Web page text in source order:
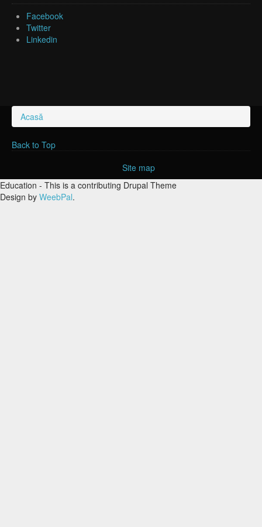
Facebook
Twitter
Linkedin
Eşti aici
Acasă
Back to Top
Site map
Education - This is a contributing Drupal Theme
Design by WeebPal.